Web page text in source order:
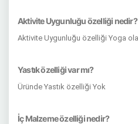
Aktivite Uygunluğu özelliği nedir?
Aktivite Uygunluğu özelliği Yoga
Yastık özelliği var mı?
Üründe Yastık özelliği Yok
İç Malzeme özelliği nedir?